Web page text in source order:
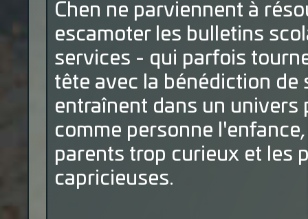
Chen ne parviennent à
escamoter les bulletins
services - qui parfois
tête avec la bénédiction de
entraînent dans un univers
comme personne
parents trop curieux et les
capricieuses.